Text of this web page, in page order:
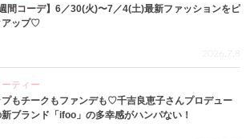
週間コーデ】6／30(火)〜7／4(土)最新ファッションをピ
アップ♡
2026.7.8
ーティー
プもチークもファンデも♡千吉良恵子さんプロデュー
新ブランド「ifoo」の多幸感がハンパない！